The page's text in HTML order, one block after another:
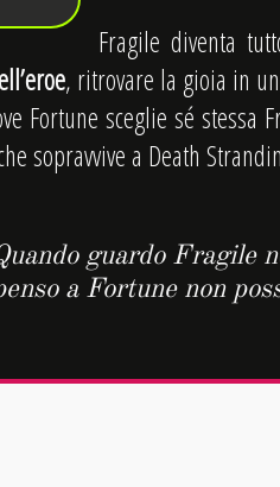
Fragile diventa
, ritrovare la gioia in
Fortune sceglie sé
sopravvive a Death
guardo Fragile
a Fortune non